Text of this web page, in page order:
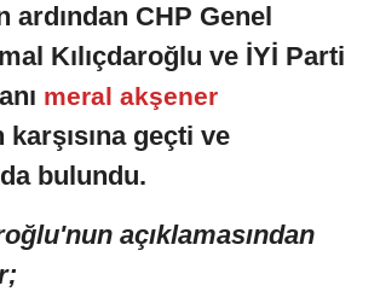
ardından CHP Genel
Kılıçdaroğlu ve İYİ Parti
meral akşener
karşısına geçti ve
bulundu.
açıklamasından